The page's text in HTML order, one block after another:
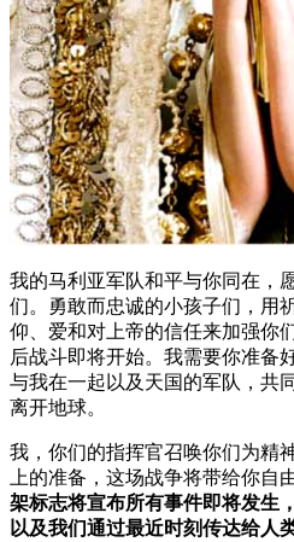
我的马利亚军队和平与你同在，
们。勇敢而忠诚的小孩子们，用
仰、爱和对上帝的信任来加强你
后战斗即将开始。我需要你准备
与我在一起以及天国的军队，共
离开地球。
我，你们的指挥官召唤你们为精
上的准备，这场战争将带给你自由
架标志将宣布所有事件即将发生
以及我们通过最近时刻传达给人